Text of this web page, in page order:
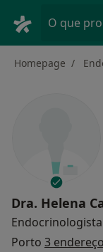
O que
Homepage
Dra. Helena
Endocrinologista
Porto 3